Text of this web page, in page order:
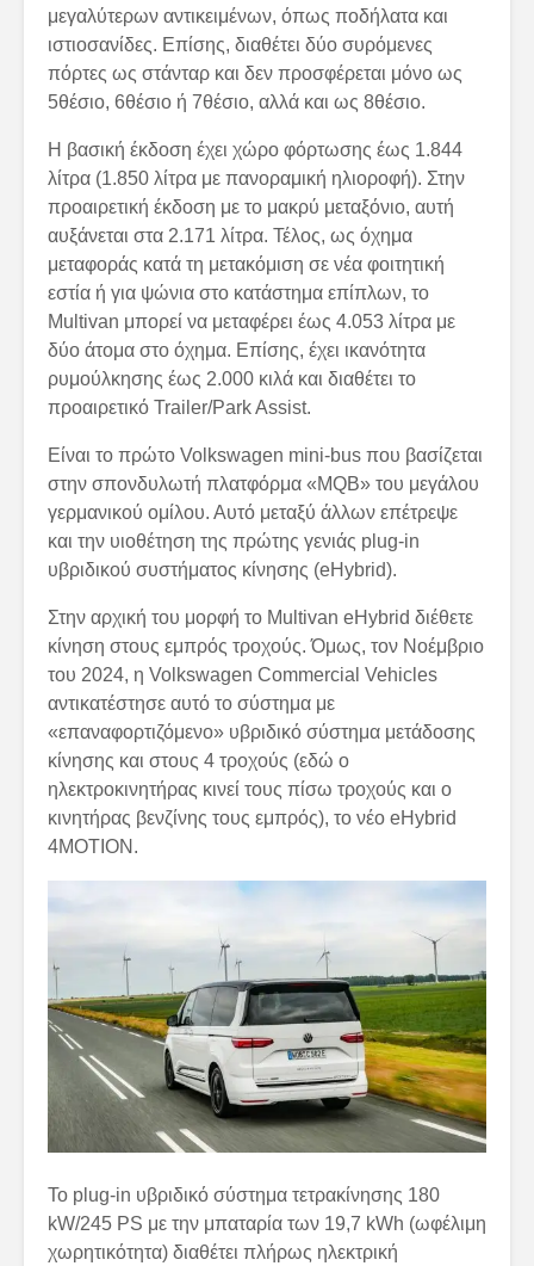
μεγαλύτερων αντικειμένων, όπως ποδήλατα και
ιστιοσανίδες. Επίσης, διαθέτει δύο συρόμενες
πόρτες ως στάνταρ και δεν προσφέρεται μόνο ως
5θέσιο, 6θέσιο ή 7θέσιο, αλλά και ως 8θέσιο.
Η βασική έκδοση έχει χώρο φόρτωσης έως 1.844
λίτρα (1.850 λίτρα με πανοραμική ηλιοροφή). Στην
προαιρετική έκδοση με το μακρύ μεταξόνιο, αυτή
αυξάνεται στα 2.171 λίτρα. Τέλος, ως όχημα
μεταφοράς κατά τη μετακόμιση σε νέα φοιτητική
εστία ή για ψώνια στο κατάστημα επίπλων, το
Multivan μπορεί να μεταφέρει έως 4.053 λίτρα με
δύο άτομα στο όχημα. Επίσης, έχει ικανότητα
ρυμούλκησης έως 2.000 κιλά και διαθέτει το
προαιρετικό Trailer/Park Assist.
Είναι το πρώτο Volkswagen mini-bus που βασίζεται
στην σπονδυλωτή πλατφόρμα «MQB» του μεγάλου
γερμανικού ομίλου. Αυτό μεταξύ άλλων επέτρεψε
και την υιοθέτηση της πρώτης γενιάς plug-in
υβριδικού συστήματος κίνησης (eHybrid).
Στην αρχική του μορφή το Multivan eHybrid διέθετε
κίνηση στους εμπρός τροχούς. Όμως, τον Νοέμβριο
του 2024, η Volkswagen Commercial Vehicles
αντικατέστησε αυτό το σύστημα με
«επαναφορτιζόμενο» υβριδικό σύστημα μετάδοσης
κίνησης και στους 4 τροχούς (εδώ ο
ηλεκτροκινητήρας κινεί τους πίσω τροχούς και ο
κινητήρας βενζίνης τους εμπρός), το νέο eHybrid
4MOTION.
Το plug-in υβριδικό σύστημα τετρακίνησης 180
kW/245 PS με την μπαταρία των 19,7 kWh (ωφέλιμη
χωρητικότητα) διαθέτει πλήρως ηλεκτρική